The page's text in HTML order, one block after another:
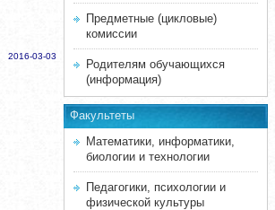
2016-03-03
Предметные (цикловые)
комиссии
Родителям обучающихся
(информация)
Факультеты
Математики, информатики,
биологии и технологии
Педагогики, психологии и
физической культуры